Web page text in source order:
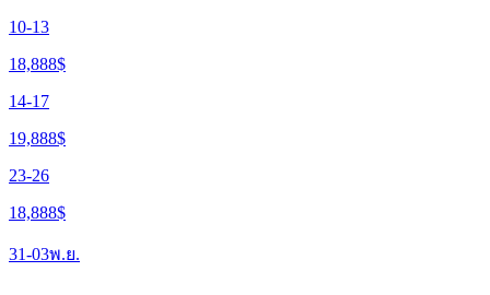
10-13
18,888$
14-17
19,888$
23-26
18,888$
31-03พ.ย.